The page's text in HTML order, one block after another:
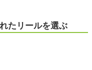
たリールを選ぶ